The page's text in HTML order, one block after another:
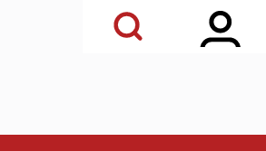
Open Sidebar
Open Search Block